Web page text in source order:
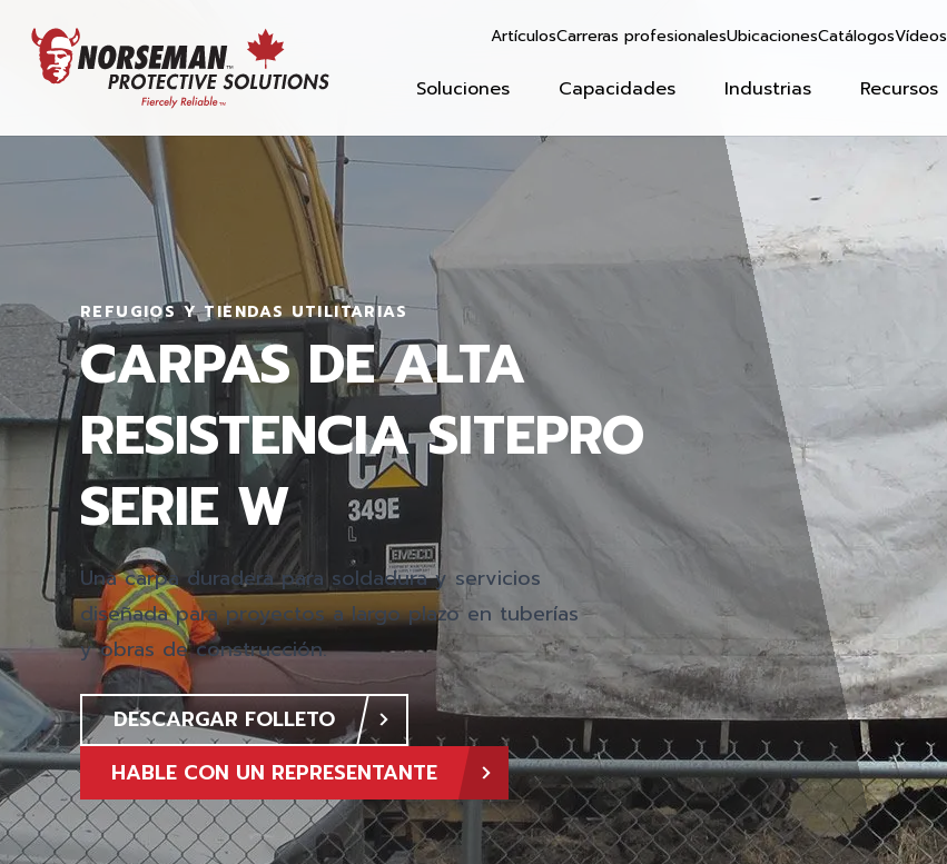
Soluciones Capacidades Industrias Recursos
ArtículosCarreras profesionalesUbicacionesCatálogosVídeos
REFUGIOS Y TIENDAS UTILITARIAS
CARPAS DE ALTA
RESISTENCIA SITEPRO
SERIE W
Una carpa duradera para soldadura y servicios
diseñada para proyectos a largo plazo en tuberías
y obras de construcción.
DESCARGAR FOLLETO
HABLE CON UN REPRESENTANTE